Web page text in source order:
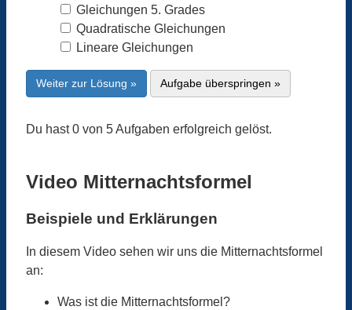
Gleichungen 5. Grades
Quadratische Gleichungen
Lineare Gleichungen
Weiter zur Lösung » Aufgabe überspringen »
Du hast 0 von 5 Aufgaben erfolgreich gelöst.
Video Mitternachtsformel
Beispiele und Erklärungen
In diesem Video sehen wir uns die Mitternachtsformel
an:
Was ist die Mitternachtsformel?